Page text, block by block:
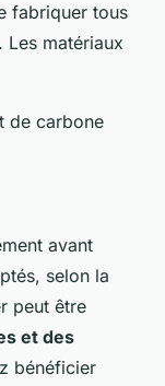
fabriquer tous
. Les matériaux
de carbone
avant
selon la
peut être
et des
bénéficier